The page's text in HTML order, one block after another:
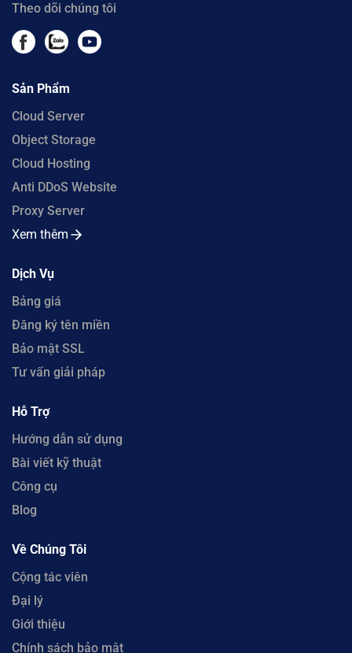
Theo dõi chúng tôi
Sản Phẩm
Cloud Server
Object Storage
Cloud Hosting
Anti DDoS Website
Proxy Server
Xem thêm
Dịch Vụ
Bảng giá
Đăng ký tên miền
Bảo mật SSL
Tư vấn giải pháp
Hỗ Trợ
Hướng dẫn sử dụng
Bài viết kỹ thuật
Công cụ
Blog
Về Chúng Tôi
Cộng tác viên
Đại lý
Giới thiệu
Chính sách bảo mật